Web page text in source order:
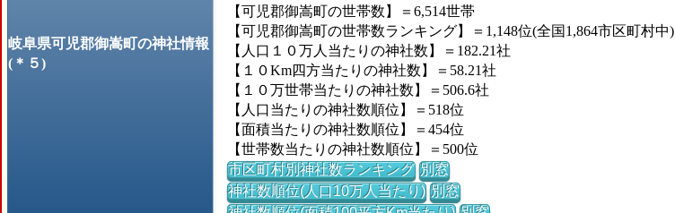
岐阜県可児郡御嵩町の神社情報
(＊５)
【可児郡御嵩町の世帯数】＝6,514世帯
【可児郡御嵩町の世帯数ランキング】＝1,148位(全国1,864市区町村中)
【人口１０万人当たりの神社数】＝182.21社
【１０Km四方当たりの神社数】＝58.21社
【１０万世帯当たりの神社数】＝506.6社
【人口当たりの神社数順位】＝518位
【面積当たりの神社数順位】＝454位
【世帯数当たりの神社数順位】＝500位
市区町村別神社数ランキング 別窓
神社数順位(人口10万人当たり) 別窓